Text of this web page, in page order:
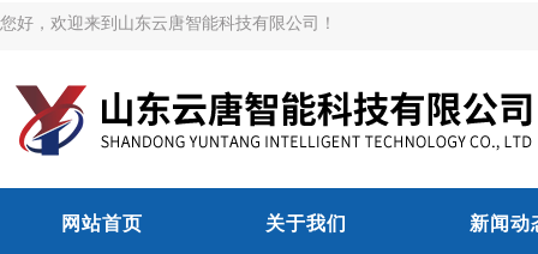
您好，欢迎来到山东云唐智能科技有限公司！
网站首页 关于我们 新闻动